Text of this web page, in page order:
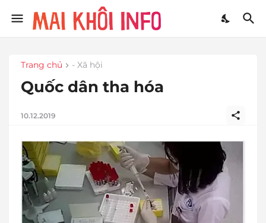
Trang chủ - Xã hội
Quốc dân tha hóa
10.12.2019